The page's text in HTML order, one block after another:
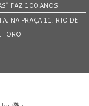
FAZ 100 ANOS
NA PRAÇA 11, RIO DE